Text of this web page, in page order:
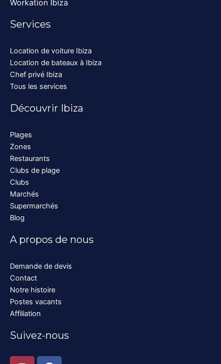
Workation Ibiza
Services
Location de voiture Ibiza
Location de bateaux à Ibiza
Chef privé Ibiza
Tous les services
Découvrir Ibiza
Plages
Zones
Restaurants
Clubs de plage
Clubs
Marchés
Supermarchés
Blog
A propos de nous
Demande de devis
Contact
Notre histoire
Postes vacants
Affiliation
Suivez-nous